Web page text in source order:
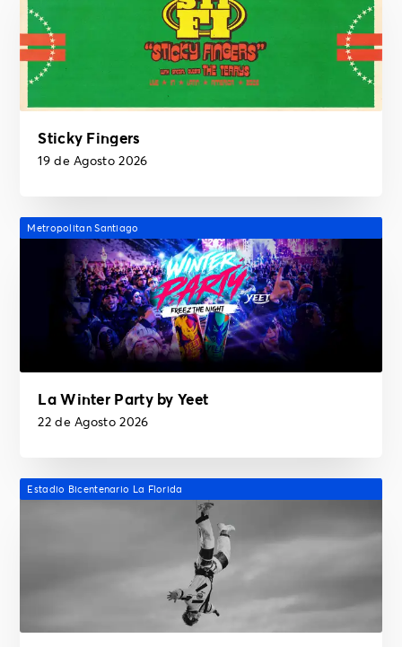
Sticky Fingers
19 de Agosto 2026
Metropolitan Santiago
La Winter Party by Yeet
22 de Agosto 2026
Estadio Bicentenario La Florida